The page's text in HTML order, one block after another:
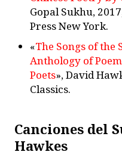
Gopal Sukhu,
Press New York.
«The Songs of the
Anthology of
Poets», David
Classics.
Canciones del
Hawkes